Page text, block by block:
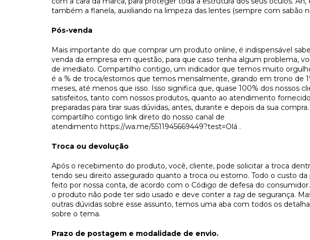
também a flanela, auxiliando na limpeza das lentes (sempre com sabão
Pós-venda
Mais importante do que comprar um produto online, é indispensável
venda da empresa em questão, para que caso tenha algum problema,
de imediato. Compartilho contigo, um indicador que temos muito
é a % de troca/estornos que temos mensalmente, girando em trono de
meses, até menos que isso. Isso significa que, quase 100% dos nossos
satisfeitos, tanto com nossos produtos, quanto ao atendimento
preparadas para tirar suas dúvidas, antes, durante e depois da sua
compartilho contigo link direto do nosso canal de
atendimento https://wa.me/5511945669449?test=Olá .
Troca ou devolução
Após o recebimento do produto, você, cliente, pode solicitar a troca
tendo seu direito assegurado quanto a troca ou estorno. Todo o custo da
feito por nossa conta, de acordo com o Código de defesa do
o produto não pode ter sido usado e deve conter a tag de segurança.
outras dúvidas sobre esse assunto, temos uma aba com todos os
sobre o tema.
Prazo de postagem e modalidade de envio.